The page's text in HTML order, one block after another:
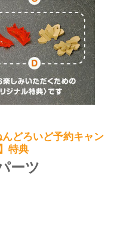
どろいど予約キャン
特典
ーツ